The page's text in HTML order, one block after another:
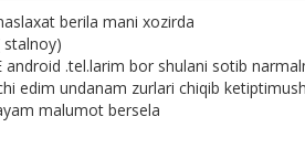
berila mani xozirda
stalnoy)
android .tel.larim bor shulani sotib
edim undanam zurlari chiqib ketiptimush
malumot bersela